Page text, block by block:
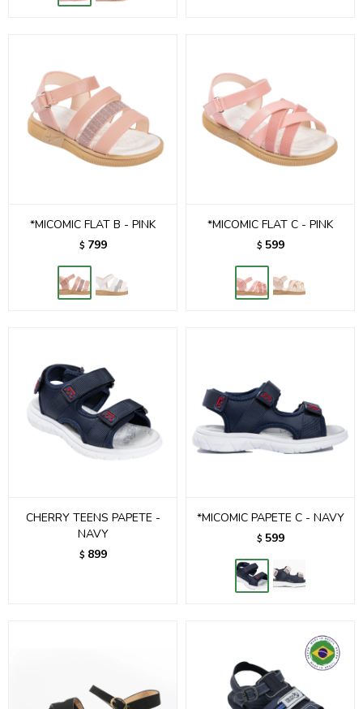
*MICOMIC FLAT B - PINK
$ 799
*MICOMIC FLAT C - PINK
$ 599
CHERRY TEENS PAPETE -
NAVY
$ 899
*MICOMIC PAPETE C - NAVY
$ 599